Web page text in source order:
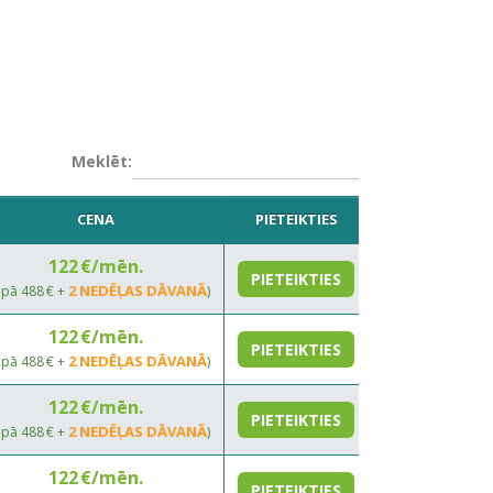
Meklēt:
CENA PIETEIKTIES
122 €/mēn.
488 € + 2 NEDĒĻAS DĀVANĀ)
PIETEIKTIES
122 €/mēn.
488 € + 2 NEDĒĻAS DĀVANĀ)
PIETEIKTIES
122 €/mēn.
488 € + 2 NEDĒĻAS DĀVANĀ)
PIETEIKTIES
122 €/mēn.